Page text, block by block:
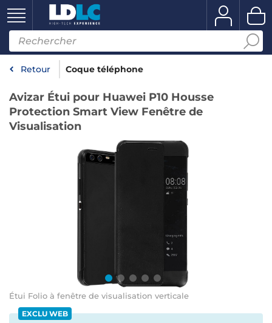
Retour Coque téléphone
Avizar Étui pour Huawei P10 Housse
Protection Smart View Fenêtre de
Visualisation
Étui Folio à fenêtre de visualisation verticale
EXCLU WEB